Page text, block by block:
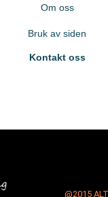
Om oss
Bruk av siden
Kontakt oss
@2015